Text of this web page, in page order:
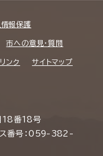
報保護
市への意見・質問
リンク サイトマップ
番18号
番号：059-382-